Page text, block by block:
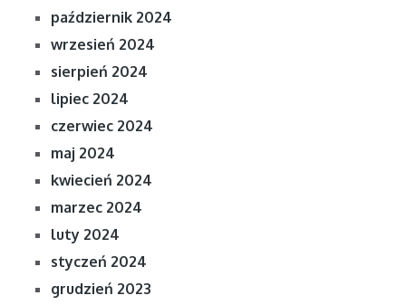
październik 2024
wrzesień 2024
sierpień 2024
lipiec 2024
czerwiec 2024
maj 2024
kwiecień 2024
marzec 2024
luty 2024
styczeń 2024
grudzień 2023